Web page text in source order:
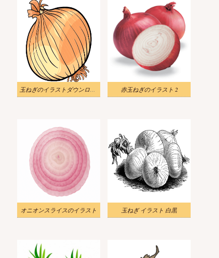
玉ねぎのイラストダウンロード 赤玉ねぎのイラスト 2
オニオンスライスのイラスト 玉ねぎ イラスト 白黒